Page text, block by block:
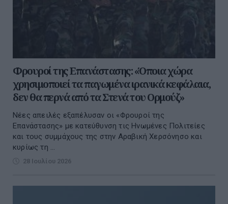
Φρουροί της Επανάστασης: «Όποια χώρα
χρησιμοποιεί τα παγωμένα ιρανικά κεφάλαια,
δεν θα περνά από τα Στενά του Ορμούζ»
Νέες απειλές εξαπέλυσαν οι «Φρουροί της
Επανάστασης» με κατεύθυνση τις Ηνωμένες Πολιτείες
και τους συμμάχους της στην Αραβική Χερσόνησο και
κυρίως τη ...
28 Ιουλίου 2026